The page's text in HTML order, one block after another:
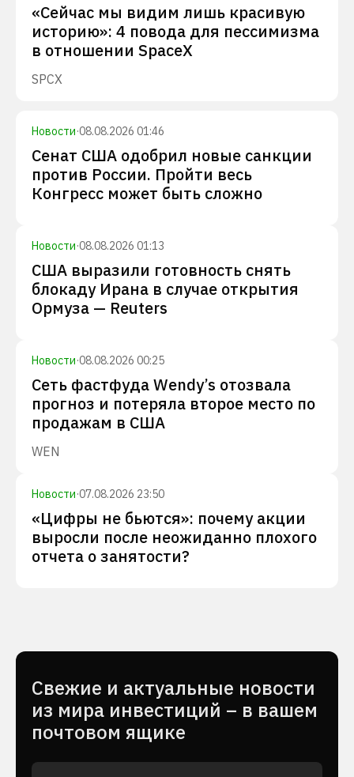
«Сейчас мы видим лишь красивую
историю»: 4 повода для пессимизма
в отношении SpaceX
SPCX
Новости·08.08.2026 01:46
Сенат США одобрил новые санкции
против России. Пройти весь
Конгресс может быть сложно
Новости·08.08.2026 01:13
США выразили готовность снять
блокаду Ирана в случае открытия
Ормуза — Reuters
Новости·08.08.2026 00:25
Сеть фастфуда Wendy’s отозвала
прогноз и потеряла второе место по
продажам в США
WEN
Новости·07.08.2026 23:50
«Цифры не бьются»: почему акции
выросли после неожиданно плохого
отчета о занятости?
Cвежие и актуальные новости
из мира инвестиций – в вашем
почтовом ящике